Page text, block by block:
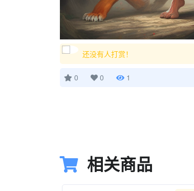
还没有人打赏！
0 0 1
相关商品